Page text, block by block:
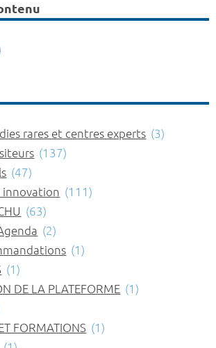
rares et centres experts (3)
(137)
(47)
innovation (111)
(63)
(2)
(1)
(1)
DE LA PLATEFORME (1)
FORMATIONS (1)